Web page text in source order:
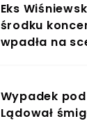
Eks
środku
wpadła na
Wypadek
Lądował